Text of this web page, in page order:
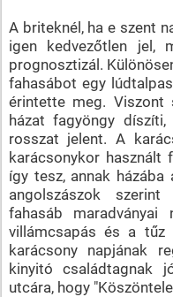
A briteknél, ha e szent
igen kedvezőtlen jel,
prognosztizál.
fahasábot egy
érintette meg. Viszont
házat fagyöngy
rosszat jelent. A
karácsonykor használt
így tesz, annak
angolszászok
fahasáb
villámcsapás és a tűz
karácsony napjának
kinyitó családtagnak
utcára, hogy